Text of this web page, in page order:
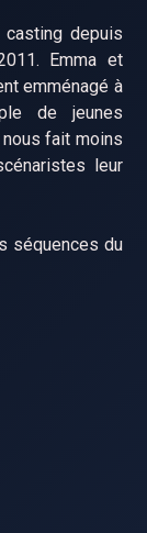
casting depuis
Emma et
emménagé à
de jeunes
nous fait moins
leur
séquences du